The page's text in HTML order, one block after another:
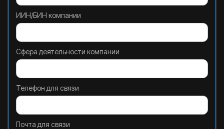
ИИН/БИН компании
Сфера деятельности компании
Телефон для связи
Почта для связи